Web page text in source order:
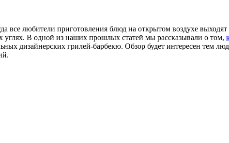
все любители приготовления блюд на открытом воздухе выходят
В одной из наших прошлых статей мы рассказывали о том,
дизайнерских грилей-барбекю. Обзор будет интересен тем